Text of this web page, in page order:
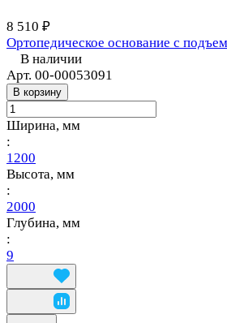
8 510 ₽
Ортопедическое основание с
В наличии
Арт. 00-00053091
В корзину
Ширина, мм
:
1200
Высота, мм
:
2000
Глубина, мм
:
9